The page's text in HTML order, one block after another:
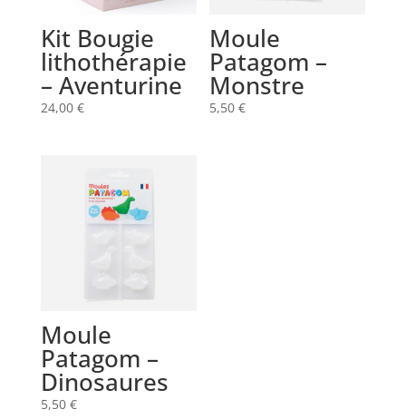
Kit Bougie
lithothérapie
– Aventurine
24,00 €
Moule
Patagom –
Monstre
5,50€
Moule
Patagom –
Dinosaures
5,50 €